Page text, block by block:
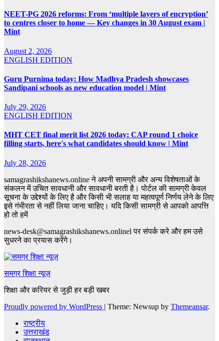
NEET-PG 2026 reforms: From ‘multiple layers of encryption’
to centres closer to home — Key changes in 30 August exam |
Mint
August 2, 2026
ENGLISH EDITION
Guru Purnima today: How Madhya Pradesh showcases
Sandipani schools as new education model | Mint
July 29, 2026
ENGLISH EDITION
MHT CET final merit list 2026 today: CAP round 1 choice
filling starts, here's what candidates should know | Mint
July 28, 2026
samagrashikshanews.online ने अपनी सामग्री और अन्य विशेषताओं के
संकलन में उचित सावधानी और सावधानी बरती है। पोर्टल की सामग्री केवल
सूचना के उद्देश्यों के लिए है और किसी भी सलाह या महत्वपूर्ण निर्णय लेने के लिए
इसे गंभीरता से नहीं लिया जाना चाहिए। यदि किसी सामग्री से आपको आपत्ति
हो तो हमें
news-desk@samagrashikshanews.onlinel पर संपर्क करे और हम उसे
सुधरने का प्रयास करेंगे।
समग्र शिक्षा न्यूज़
शिक्षा और करियर से जुड़ी हर बड़ी खबर
Proudly powered by WordPress | Theme: Newsup by Themeansar.
राष्ट्रीय
उत्तराखंड